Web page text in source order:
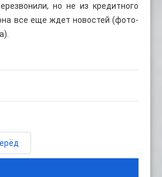
но не из кредитного
все еще ждет новостей (фото-